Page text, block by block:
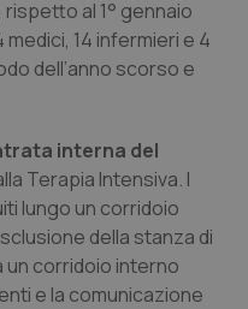
al 1° gennaio
medici, 14 infermieri e 4
dell’anno scorso e
interna del
Terapia Intensiva. I
lungo un corridoio
della stanza di
corridoio interno
e la comunicazione